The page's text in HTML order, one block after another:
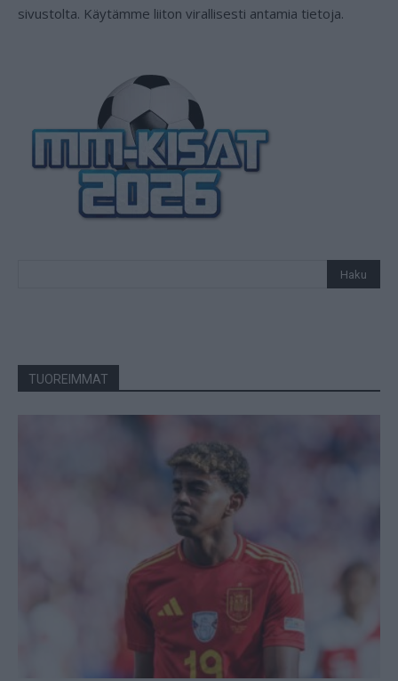
sivustolta. Käytämme liiton virallisesti antamia tietoja.
TUOREIMMAT